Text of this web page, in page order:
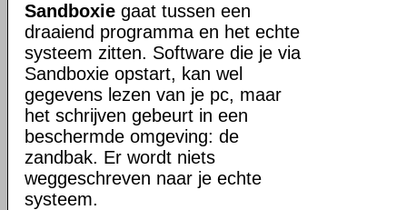
Sandboxie gaat tussen een
draaiend programma en het echte
systeem zitten. Software die je via
Sandboxie opstart, kan wel
gegevens lezen van je pc, maar
het schrijven gebeurt in een
beschermde omgeving: de
zandbak. Er wordt niets
weggeschreven naar je echte
systeem.